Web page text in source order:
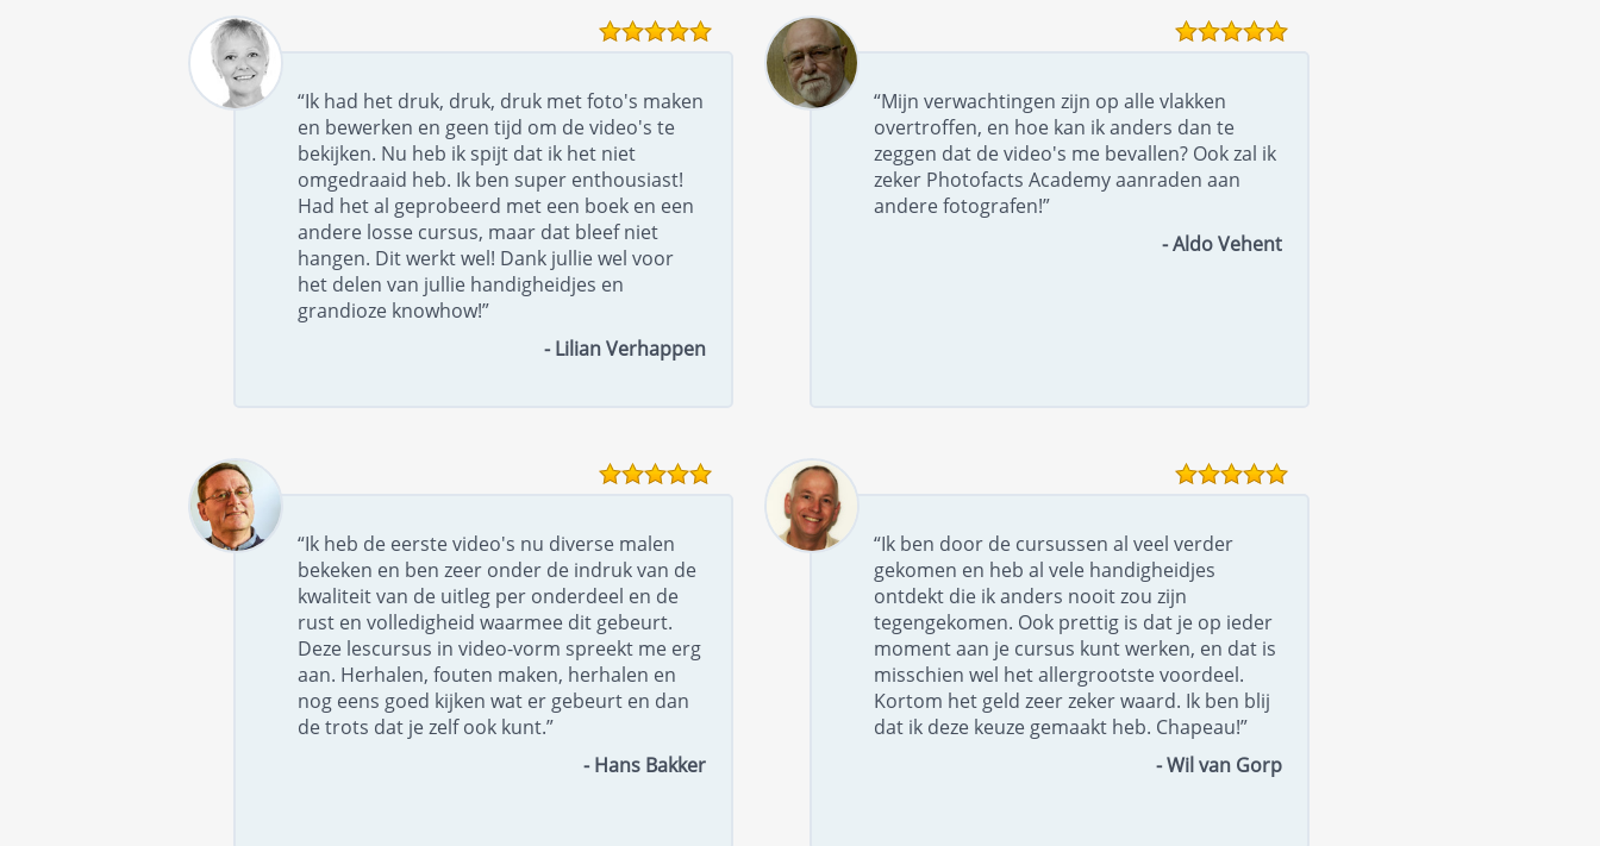
“Ik had het druk, druk, druk met foto's maken
en bewerken en geen tijd om de video's te
bekijken. Nu heb ik spijt dat ik het niet
omgedraaid heb. Ik ben super enthousiast!
Had het al geprobeerd met een boek en een
andere losse cursus, maar dat bleef niet
hangen. Dit werkt wel! Dank jullie wel voor
het delen van jullie handigheidjes en
grandioze knowhow!”
- Lilian Verhappen
“Mijn verwachtingen zijn op alle vlakken
overtroffen, en hoe kan ik anders dan te
zeggen dat de video's me bevallen? Ook zal ik
zeker Photofacts Academy aanraden aan
andere fotografen!”
- Aldo Vehent
“Ik heb de eerste video's nu diverse malen
bekeken en ben zeer onder de indruk van de
kwaliteit van de uitleg per onderdeel en de
rust en volledigheid waarmee dit gebeurt.
Deze lescursus in video-vorm spreekt me erg
aan. Herhalen, fouten maken, herhalen en
nog eens goed kijken wat er gebeurt en dan
de trots dat je zelf ook kunt.”
- Hans Bakker
“Ik ben door de cursussen al veel verder
gekomen en heb al vele handigheidjes
ontdekt die ik anders nooit zou zijn
tegengekomen. Ook prettig is dat je op ieder
moment aan je cursus kunt werken, en dat is
misschien wel het allergrootste voordeel.
Kortom het geld zeer zeker waard. Ik ben blij
dat ik deze keuze gemaakt heb. Chapeau!”
- Wil van Gorp